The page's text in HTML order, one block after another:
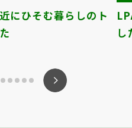
にひそむ暮らしのト
し